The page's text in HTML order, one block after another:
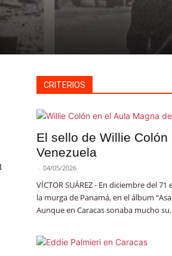
CRITERIOS
El sello de Willie Colón
Venezuela
- 04/05/2026
VÍCTOR SUÁREZ - En diciembre del
la murga de Panamá, en el álbum
Aunque en Caracas sonaba mucho